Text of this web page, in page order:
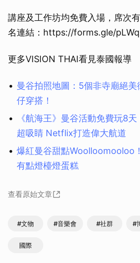
講座及工作坊均免費入場，席次
名連結：https://forms.gle/
更多VISION THAI看見泰國報導
曼谷拍照地圖：5個非寺廟絕
仔穿搭！
《航海王》曼谷活動免費玩8天
超吸睛 Netflix打造偉大航道
爆紅曼谷甜點Woolloomooloo
有點燈檯燈蛋糕
查看原始文章
#文物 #音樂會 #社群 #
國際